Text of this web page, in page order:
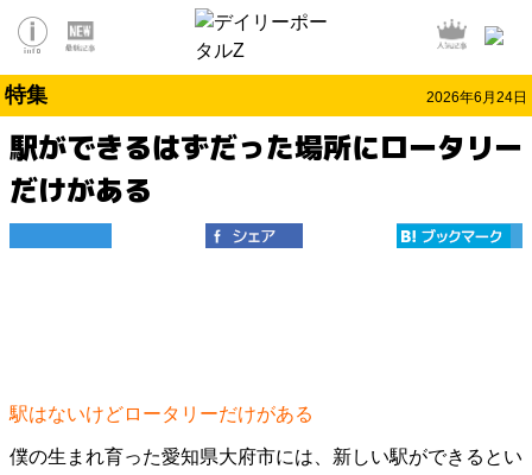
特集 2026年6月24日
駅ができるはずだった場所にロータリー
だけがある
駅はないけどロータリーだけがある
僕の生まれ育った愛知県大府市には、新しい駅ができるとい